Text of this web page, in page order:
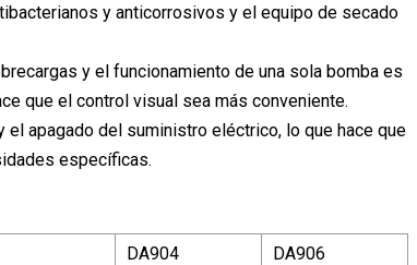
y anticorrosivos y el equipo de secado
y el funcionamiento de una sola bomba es
que el control visual sea más conveniente.
apagado del suministro eléctrico, lo que hace que
específicas.
DA904
DA906